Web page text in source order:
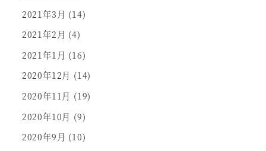
2021年3月 (14)
2021年2月 (4)
2021年1月 (16)
2020年12月 (14)
2020年11月 (19)
2020年10月 (9)
2020年9月 (10)